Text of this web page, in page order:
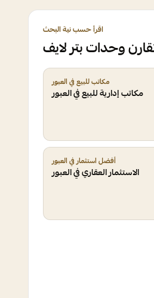
اقرأ حسب نية البحث
وحدات بتر لايف
مكاتب للبيع في العبور
مكاتب إدارية للبيع في العبور
أفضل استثمار في العبور
الاستثمار العقاري في العبور